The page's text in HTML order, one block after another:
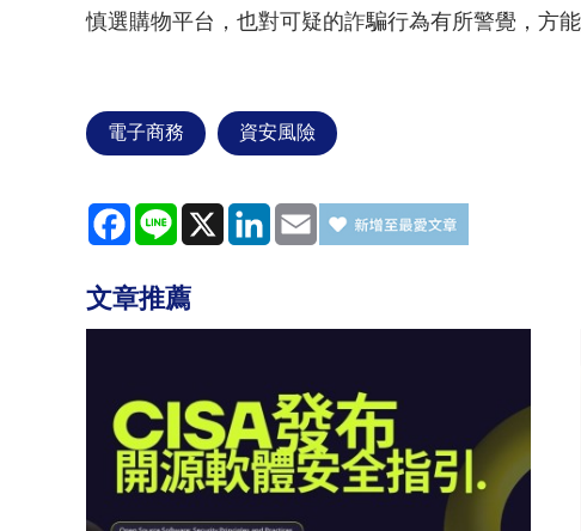
慎選購物平台，也對可疑的詐騙行為有所警覺，方
電子商務 資安風險
Facebook
Line X LinkedInEmail
文章推薦